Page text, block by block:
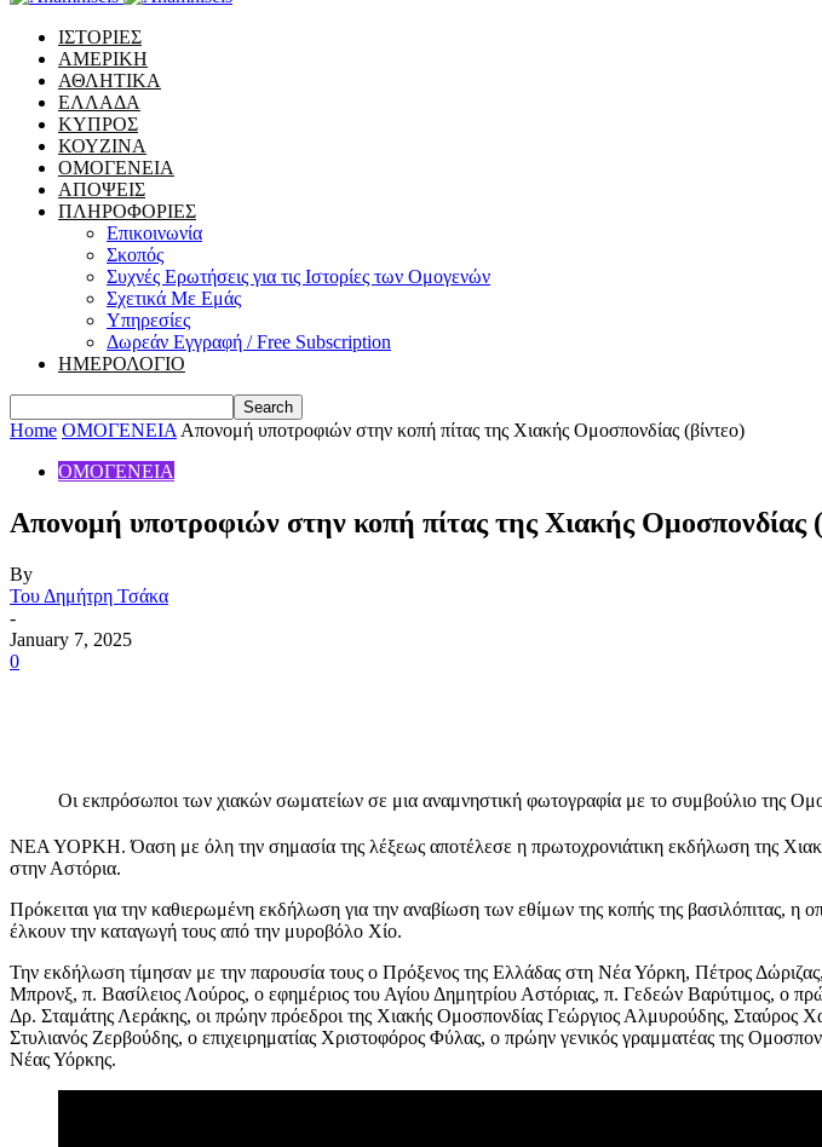
ΙΣΤΟΡΙΕΣ
ΑΜΕΡΙΚΗ
ΑΘΛΗΤΙΚΑ
ΕΛΛΑΔΑ
ΚΥΠΡΟΣ
ΚΟΥΖΙΝΑ
ΟΜΟΓΕΝΕΙΑ
ΑΠΟΨΕΙΣ
ΠΛΗΡΟΦΟΡΙΕΣ
Επικοινωνία
Σκοπός
Συχνές Ερωτήσεις για τις Ιστορίες των Ομογενών
Σχετικά Με Εμάς
Υπηρεσίες
Δωρεάν Εγγραφή / Free Subscription
ΗΜΕΡΟΛΟΓΙΟ
Home ΟΜΟΓΕΝΕΙΑ Απονομή υποτροφιών στην κοπή πίτας της Χιακής Ομοσπονδίας (βίντεο)
ΟΜΟΓΕΝΕΙΑ
Απονομή υποτροφιών στην κοπή πίτας της Χιακής Ομοσπονδίας
By
Του Δημήτρη Τσάκα
-
January 7, 2025
0
Οι εκπρόσωποι των χιακών σωματείων σε μια αναμνηστική φωτογραφία με το συμβούλιο της
ΝΕΑ ΥΟΡΚΗ. Όαση με όλη την σημασία της λέξεως αποτέλεσε η πρωτοχρονιάτικη εκδήλωση της
στην Αστόρια.
Πρόκειται για την καθιερωμένη εκδήλωση για την αναβίωση των εθίμων της κοπής της βασιλόπιτας,
έλκουν την καταγωγή τους από την μυροβόλο Χίο.
Την εκδήλωση τίμησαν με την παρουσία τους ο Πρόξενος της Ελλάδας στη Νέα Υόρκη, Πέτρος
Μπρονξ, π. Βασίλειος Λούρος, ο εφημέριος του Αγίου Δημητρίου Αστόριας, π. Γεδεών Βαρύτιμος, ο
Δρ. Σταμάτης Λεράκης, οι πρώην πρόεδροι της Χιακής Ομοσπονδίας Γεώργιος Αλμυρούδης, Σταύρος
Στυλιανός Ζερβούδης, ο επιχειρηματίας Χριστοφόρος Φύλας, ο πρώην γενικός γραμματέας της
Νέας Υόρκης.